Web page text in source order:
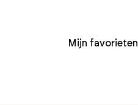
Mijn favorieten